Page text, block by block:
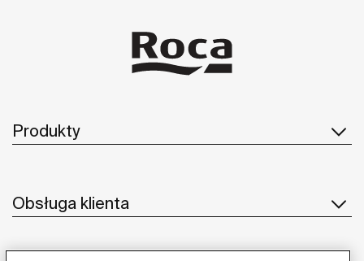
Produkty
Obsługa klienta